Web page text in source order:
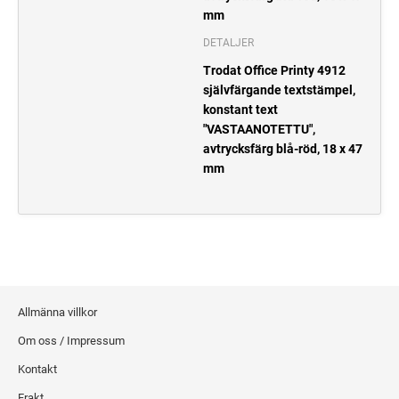
mm
DETALJER
Trodat Office Printy 4912
självfärgande textstämpel,
konstant text
"VASTAANOTETTU",
avtrycksfärg blå-röd, 18 x 47
mm
Allmänna villkor
Om oss / Impressum
Kontakt